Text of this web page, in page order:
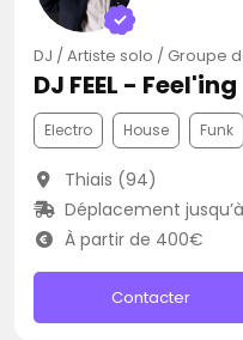
DJ / Artiste solo / Groupe
DJ FEEL - Feel'ing
Electro House Funk
Thiais (94)
Déplacement
À partir de 400€
Contacter